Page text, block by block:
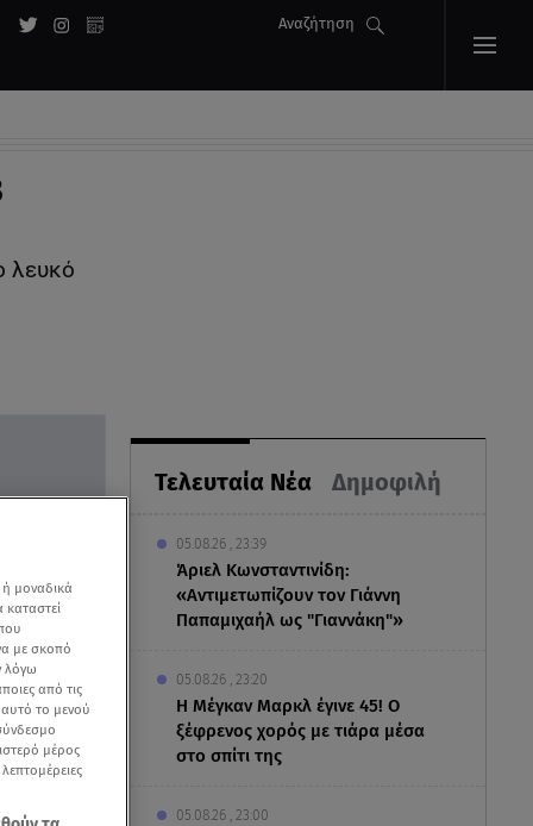
Αναζήτηση
λευκό
Τελευταία Νέα Δημοφιλή
05.08.26 , 23:39
Άριελ Κωνσταντινίδη:
«Αντιμετωπίζουν τον Γιάννη
Παπαμιχαήλ ως "Γιαννάκη"»
05.08.26 , 23:20
Η Μέγκαν Μαρκλ έγινε 45! Ο
ξέφρενος χορός με τιάρα μέσα
στο σπίτι της
05.08.26 , 23:00
μοναδικά
με σκοπό
λόγω
από τις
αυτό το μενού
μέρος